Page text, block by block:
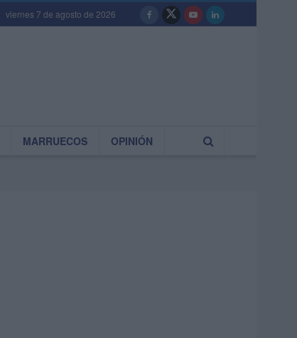
viernes 7 de agosto de 2026
MARRUECOS OPINIÓN